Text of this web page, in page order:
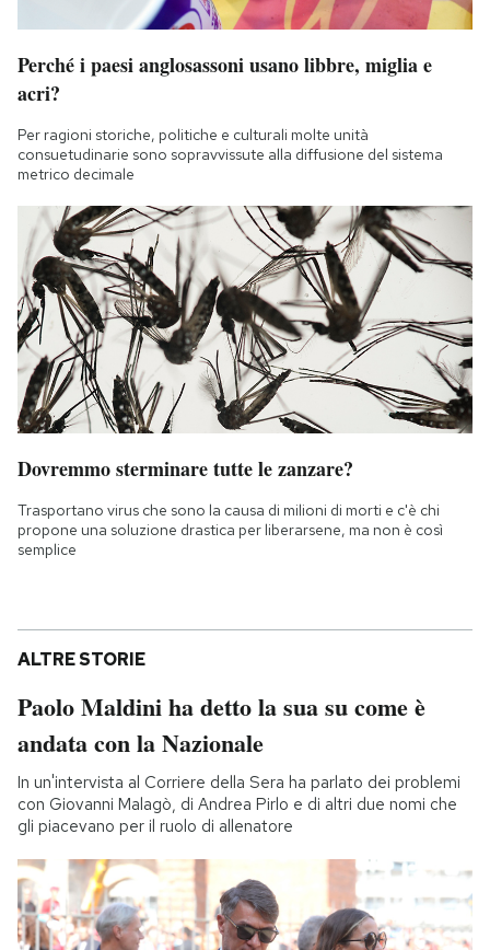
Perché i paesi anglosassoni usano libbre, miglia e
acri?
Per ragioni storiche, politiche e culturali molte unità
consuetudinarie sono sopravvissute alla diffusione del sistema
metrico decimale
Dovremmo sterminare tutte le zanzare?
Trasportano virus che sono la causa di milioni di morti e c'è chi
propone una soluzione drastica per liberarsene, ma non è così
semplice
ALTRE STORIE
Paolo Maldini ha detto la sua su come è
andata con la Nazionale
In un'intervista al Corriere della Sera ha parlato dei problemi
con Giovanni Malagò, di Andrea Pirlo e di altri due nomi che
gli piacevano per il ruolo di allenatore